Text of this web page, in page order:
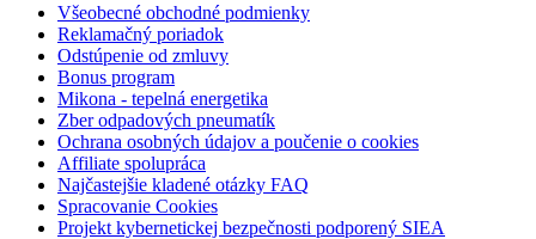
Všeobecné obchodné podmienky
Reklamačný poriadok
Odstúpenie od zmluvy
Bonus program
Mikona - tepelná energetika
Zber odpadových pneumatík
Ochrana osobných údajov a poučenie o cookies
Affiliate spolupráca
Najčastejšie kladené otázky FAQ
Spracovanie Cookies
Projekt kybernetickej bezpečnosti podporený SIEA